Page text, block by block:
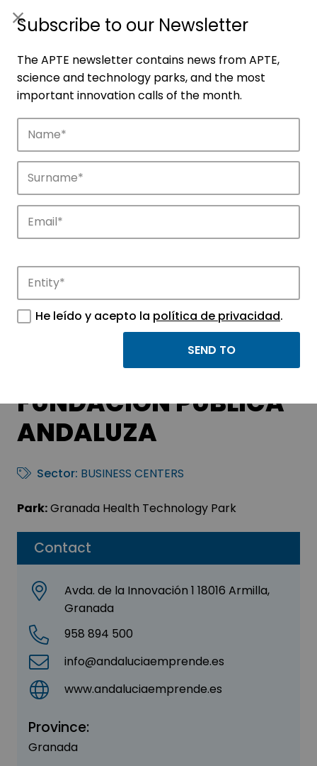
Companies
Discover the companies that drive
innovation in APTE’s parks.
Contact
Avda. de la Innovación 1 18016 Armilla,
Granada
958 894 500
info@andaluciaemprende.es
www.andaluciaemprende.es
Province:
Granada
ANDALUCÍA
EMPRENDE,
FUNDACIÓN PÚBLICA
ANDALUZA
Sector: BUSINESS CENTERS
Park:Granada Health Technology Park
Subscribe to our Newsletter
The APTE newsletter contains news from APTE,
science and technology parks, and the most
important innovation calls of the month.
He leído y acepto la política de privacidad.